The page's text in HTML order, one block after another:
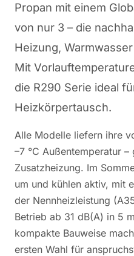
Propan mit einem
von nur 3 – die
Heizung,
Mit
die R290 Serie ideal
Heizkörpertausch.
Alle Modelle liefern ihre
–7 °C Außentemperatur
Zusatzheizung. Im
um und kühlen aktiv, mit
der Nennheizleistung
Betrieb ab 31 dB(A) in 5
kompakte Bauweise
ersten Wahl für